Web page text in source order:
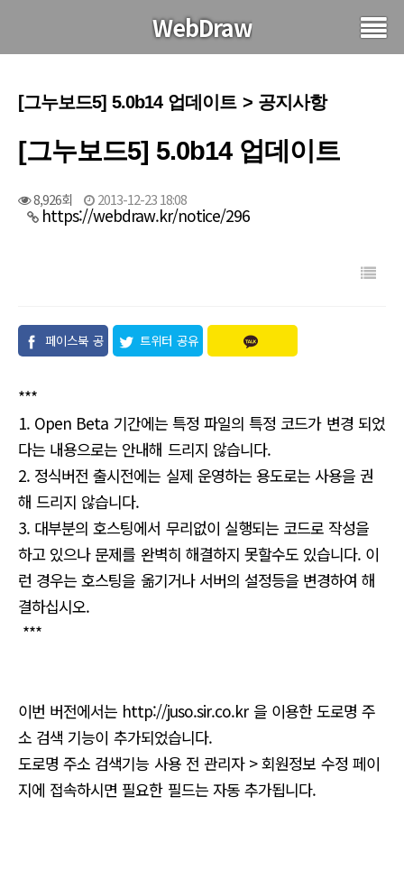
WebDraw
[그누보드5] 5.0b14 업데이트 > 공지사항
[그누보드5] 5.0b14 업데이트
8,926회 2013-12-23 18:08
https://webdraw.kr/notice/296
페이스북 공
트위터 공유
***
1. Open Beta 기간에는 특정 파일의 특정 코드가 변경 되었
다는 내용으로는 안내해 드리지 않습니다.
2. 정식버전 출시전에는 실제 운영하는 용도로는 사용을 권
해 드리지 않습니다.
3. 대부분의 호스팅에서 무리없이 실행되는 코드로 작성을
하고 있으나 문제를 완벽히 해결하지 못할수도 있습니다. 이
런 경우는 호스팅을 옮기거나 서버의 설정등을 변경하여 해
결하십시오.
***
이번 버전에서는 http://juso.sir.co.kr 을 이용한 도로명 주
소 검색 기능이 추가되었습니다.
도로명 주소 검색기능 사용 전 관리자 > 회원정보 수정 페이
지에 접속하시면 필요한 필드는 자동 추가됩니다.